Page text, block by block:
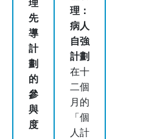
理
先
導
計
劃
的
參
與
度
理：
病人
自強
計劃
在十
二個
月的
「個
人計